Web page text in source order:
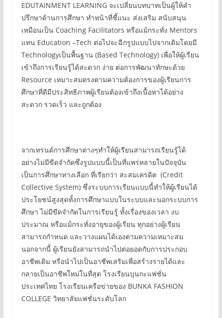
EDUTAINMENT LEARNING จะเปลี่ยนบทบาทเป็นผู้ให้คำ
ปรึกษาด้านการศึกษา ทำหน้าที่ชี้แนะ ส่งเสริม สนับสนุน
เหมือนเป็น Coaching Facilitators หรือแม้กระทั่ง Mentors
แทน Education –Tech ต่อไปจะฉีกรูปแบบไปจากเดิมโดยมี
Technologyเป็นพื้นฐาน (Based Technology) เพื่อให้ผู้เรียน
เข้าถึงการเรียนรู้ได้สะดวก ง่าย ต่อการพัฒนาทักษะด้วย
Resource เหมาะสมตรงตามความต้องการของผู้เรียนการ
ศึกษาที่ดีมีประสิทธิภาพผู้เรียนต้องเข้าถึงเนื้อหาได้อย่าง
สะดวก รวดเร็ว และถูกต้อง
จากเทรนด์การศึกษาต่างๆทำให้ผู้เรียนสามารถเรียนรู้ได้
อย่างไม่มีขีดจำกัดซึ่งรูปแบบนี้เป็นที่แพร่หลายในปัจจุบัน
เป็นการศึกษาทางเลือก ที่เรียกว่า สะสมเครดิต (Credit
Collective System) ซึ่งระบบการเรียนแบบนี้ทำให้ผู้เรียนได้
ประโยชน์สูงสุดทั้งการศึกษาแบบในระบบและนอกระบบการ
ศึกษา ไม่มีขีดจำกัดในการเรียนรู้ ทั้งเรื่องของเวลา งบ
ประมาณ หรือแม้กระทั่งอายุของผู้เรียน ทุกอย่างผู้เรียน
สามารถกำหนด และวางแผนได้เองตามความเหมาะสม
นอกจากนี้ ผู้เรียนยังสามารถนำไปต่อยอดกับการประกอบ
อาชีพเดิม หรือนำไปเป็นอาชีพเสริมเพื่อสร้างรายได้และ
กลายเป็นอาชีพใหม่ในที่สุด โรงเรียนบุนกะแฟชั่น
ประเทศไทย โรงเรียนเครือข่ายของ BUNKA FASHION
COLLEGE วิทยาลัยแฟชั่นระดับโลก